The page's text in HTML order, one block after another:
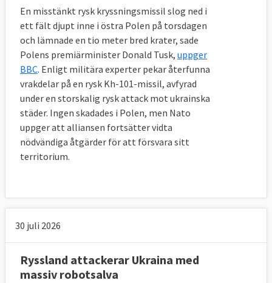
En misstänkt rysk kryssningsmissil slog ned i
ett fält djupt inne i östra Polen på torsdagen
och lämnade en tio meter bred krater, sade
Polens premiärminister Donald Tusk, uppger
BBC. Enligt militära experter pekar återfunna
vrakdelar på en rysk Kh-101-missil, avfyrad
under en storskalig rysk attack mot ukrainska
städer. Ingen skadades i Polen, men Nato
uppger att alliansen fortsätter vidta
nödvändiga åtgärder för att försvara sitt
territorium.
30 juli 2026
Ryssland attackerar Ukraina med
massiv robotsalva